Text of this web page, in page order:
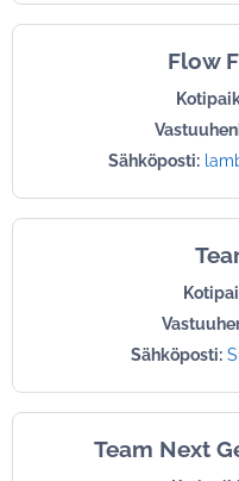
Flow
Sähköposti:
Sähköposti:
Team Next